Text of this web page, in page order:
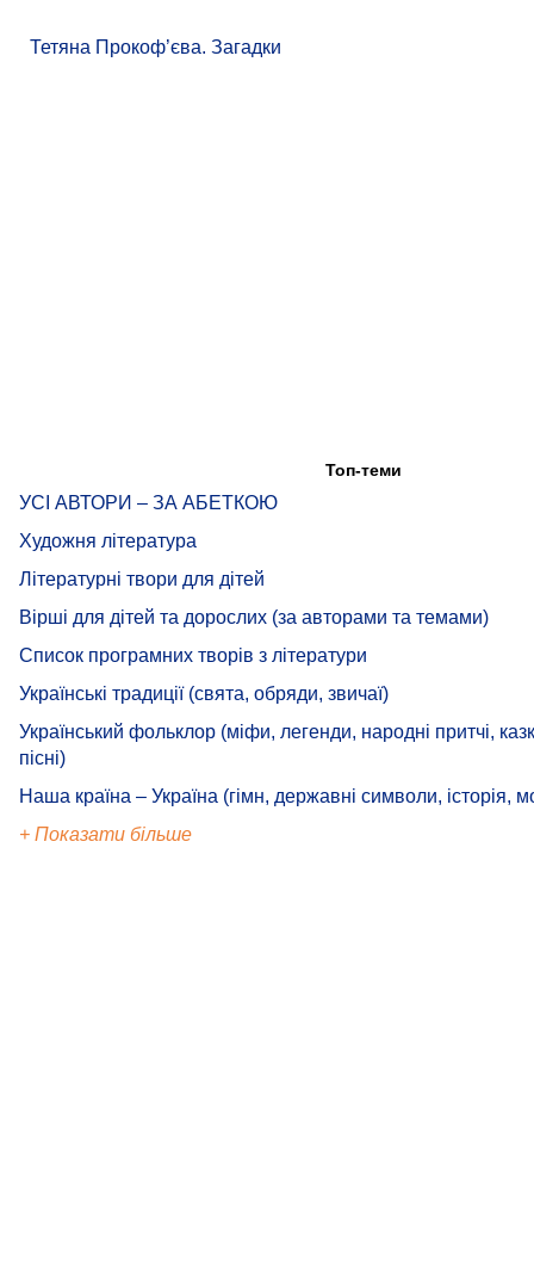
Тетяна Прокоф’єва. Загадки
Топ-теми
УСІ АВТОРИ – ЗА АБЕТКОЮ
Художня література
Літературні твори для дітей
Вірші для дітей та дорослих (за авторами та темами)
Список програмних творів з літератури
Українські традиції (свята, обряди, звичаї)
Український фольклор (міфи, легенди, народні притчі,
пісні)
Наша країна – Україна (гімн, державні символи, історія,
+ Показати більше